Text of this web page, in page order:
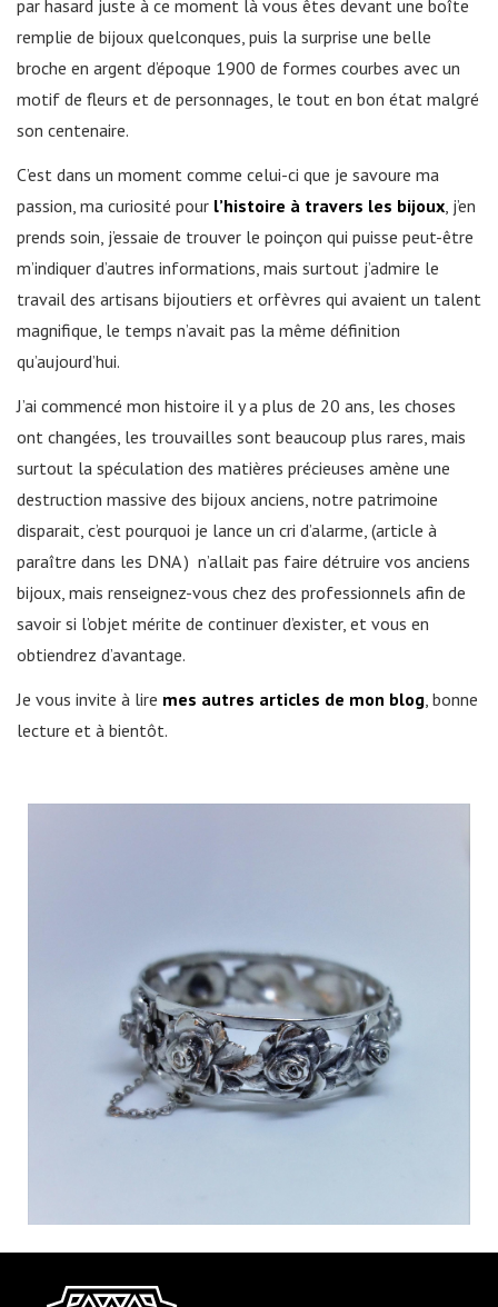
par hasard juste à ce moment là vous êtes devant une boîte
remplie de bijoux quelconques, puis la surprise une belle
broche en argent d’époque 1900 de formes courbes avec un
motif de fleurs et de personnages, le tout en bon état malgré
son centenaire.
C’est dans un moment comme celui-ci que je savoure ma
passion, ma curiosité pour l’histoire à travers les bijoux, j’en
prends soin, j’essaie de trouver le poinçon qui puisse peut-être
m’indiquer d’autres informations, mais surtout j’admire le
travail des artisans bijoutiers et orfèvres qui avaient un talent
magnifique, le temps n’avait pas la même définition
qu’aujourd’hui.
J’ai commencé mon histoire il y a plus de 20 ans, les choses
ont changées, les trouvailles sont beaucoup plus rares, mais
surtout la spéculation des matières précieuses amène une
destruction massive des bijoux anciens, notre patrimoine
disparait, c’est pourquoi je lance un cri d’alarme, (article à
paraître dans les DNA ) n’allait pas faire détruire vos anciens
bijoux, mais renseignez-vous chez des professionnels afin de
savoir si l’objet mérite de continuer d’exister, et vous en
obtiendrez d’avantage.
Je vous invite à lire mes autres articles de mon blog, bonne
lecture et à bientôt.